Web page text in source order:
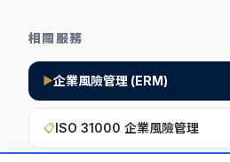
相關服務
▶企業風險管理 (ERM)
📋ISO 31000 企業風險管理